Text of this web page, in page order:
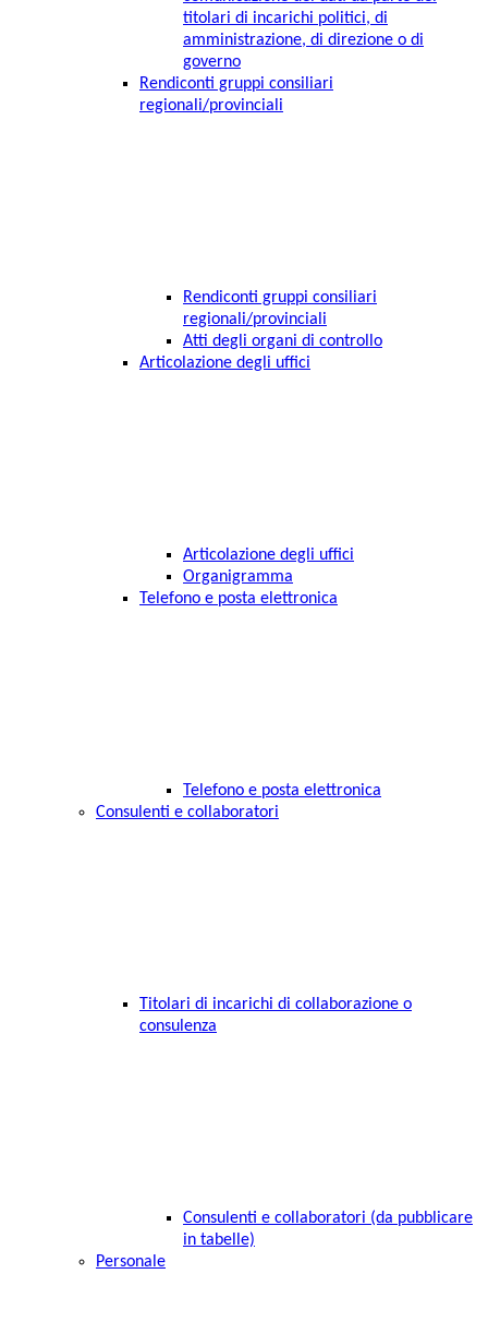
titolari di incarichi politici, di
amministrazione, di direzione o di
governo
Rendiconti gruppi consiliari
regionali/provinciali
Rendiconti gruppi consiliari
regionali/provinciali
Atti degli organi di controllo
Articolazione degli uffici
Articolazione degli uffici
Organigramma
Telefono e posta elettronica
Telefono e posta elettronica
Consulenti e collaboratori
Titolari di incarichi di collaborazione o
consulenza
Consulenti e collaboratori (da pubblicare
in tabelle)
Personale